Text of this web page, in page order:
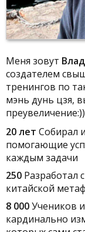
Меня зовут
создателем
тренингов по
мэнь дунь цзя,
20 лет Собирал
помогающие
каждым задачи
250 Разработал
китайской
8 000Учеников
кардинально